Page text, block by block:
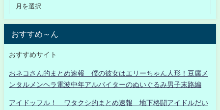
おすすめ～ん
おすすめサイト
おネコさん的まとめ速報 僕の彼女はエリーちゃん人形！豆腐メ
ンタルメンヘラ電波中年アルバイターのぬいぐるみ男子末路編
アイドッフル！ ワタクシ的まとめ速報 地下格闘アイドルだい